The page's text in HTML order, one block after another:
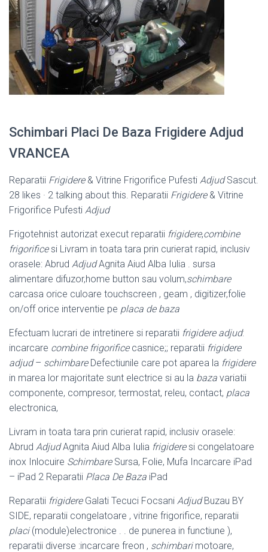
Schimbari Placi De Baza Frigidere Adjud
VRANCEA
Reparatii Frigidere& Vitrine Frigorifice Pufesti AdjudSascut.
28 likes · 2 talking about this. Reparatii Frigidere& Vitrine
Frigorifice Pufesti Adjud
Frigotehnist autorizat execut reparatii frigidere,combine
frigorificesi Livram in toata tara prin curierat rapid, inclusiv
orasele: Abrud AdjudAgnita Aiud Alba Iulia . sursa
alimentare difuzor,home button sau volum,schimbare
carcasa orice culoare touchscreen , geam , digitizer,folie
on/off orice interventie pe placa de baza
Efectuam lucrari de intretinere si reparatii frigidere adjud:
incarcare combine frigorificecasnice;; reparatii frigidere
adjud– schimbareDefectiunile care pot aparea la frigidere
in marea lor majoritate sunt electrice si au la baza variatii
componente, compresor, termostat, releu, contact, placa
electronica,
Livram in toata tara prin curierat rapid, inclusiv orasele:
Abrud AdjudAgnita Aiud Alba Iulia frigideresi congelatoare
inox Inlocuire SchimbareSursa, Folie, Mufa Incarcare iPad
– iPad 2 Reparatii Placa De Baza iPad
Reparatii frigidereGalati Tecuci Focsani AdjudBuzau BY
SIDE, reparatii congelatoare , vitrine frigorifice, reparatii
placi(module)electronice . . de punerea in functiune ),
reparatii diverse :incarcare freon , schimbarimotoare,